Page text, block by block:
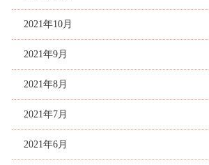
2021年10月
2021年9月
2021年8月
2021年7月
2021年6月